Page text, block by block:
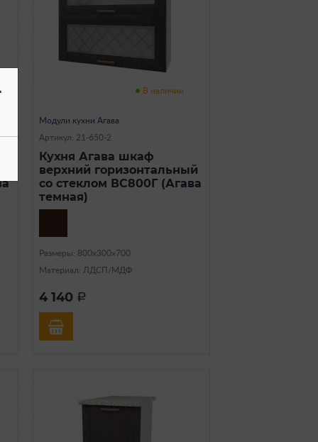
В наличии
Модули кухни Агава
Артикул: 21-650-2
Кухня Агава шкаф
верхний горизонтальный
со стеклом ВС800Г (Агава
темная)
Размеры: 800х300х700
Материал: ЛДСП/МДФ
4 140 a